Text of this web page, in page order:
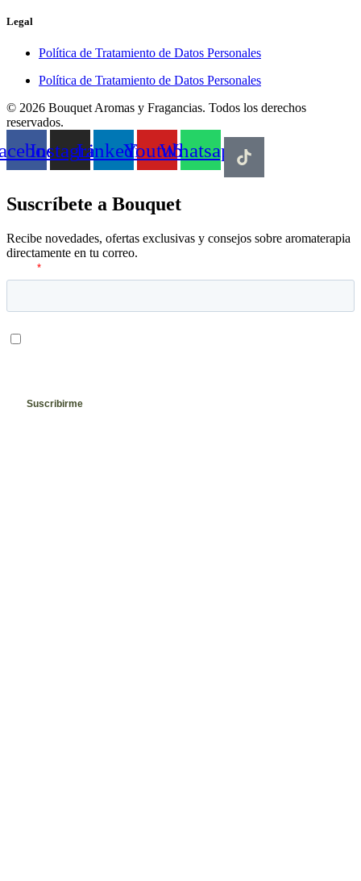
Legal
Política de Tratamiento de Datos Personales
Política de Tratamiento de Datos Personales
© 2026 Bouquet Aromas y Fragancias. Todos los derechos
reservados.
InstagramLinkedinYoutubeWhatsapp
Suscríbete a Bouquet
Recibe novedades, ofertas exclusivas y consejos sobre aromaterapia
directamente en tu correo.